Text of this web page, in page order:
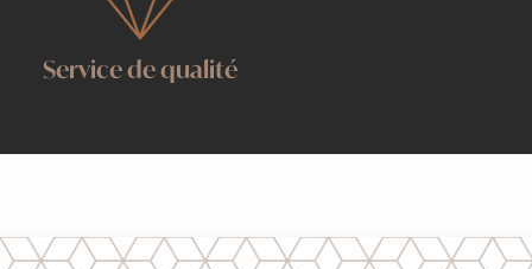
Service de qualité